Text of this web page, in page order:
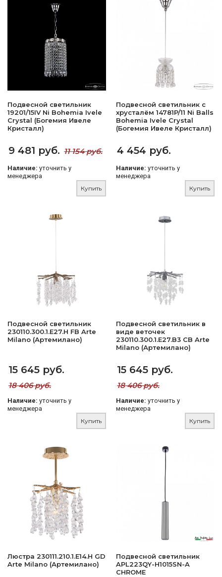
Подвесной светильник
19201/15IV Ni Bohemia Ivele
Crystal (Богемия Ивеле
Кристалл)
9 481 руб. 11 154 руб.
Наличие: уточнить у
менеджера
Купить
Подвесной светильник с
хрусталём 14781P/11 Ni Balls
Bohemia Ivele Crystal
(Богемия Ивеле Кристалл)
4 454 руб.
Наличие: уточнить у
менеджера
Купить
Подвесной светильник
230110.300.1.E27.H FB Arte
Milano (Артемилано)
15 645 руб.
18 406 руб.
Наличие: уточнить у
менеджера
Купить
Подвесной светильник в
виде веточек
230110.300.1.E27.B3 CB Arte
Milano (Артемилано)
15 645 руб.
18 406 руб.
Наличие: уточнить у
менеджера
Купить
Люстра 230111.210.1.E14.H GD
Arte Milano (Артемилано)
Подвесной светильник
APL223QY-H1015SN-A
CHROME